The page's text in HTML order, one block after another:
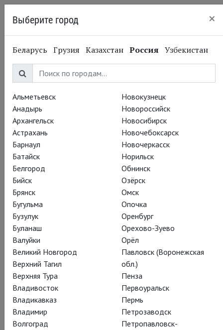
Выберите город ×
Беларусь Грузия Казахстан Россия Узбекистан
Альметьевск
Анадырь
Архангельск
Астрахань
Барнаул
Батайск
Белгород
Бийск
Брянск
Бугульма
Бузулук
Буланаш
Валуйки
Великий Новгород
Верхний Тагил
Верхняя Тура
Владивосток
Владикавказ
Владимир
Волгоград
Новокузнецк
Новороссийск
Новосибирск
Новочебоксарск
Новочеркасск
Норильск
Обнинск
Озёрск
Омск
Опочка
Оренбург
Орехово-Зуево
Орёл
Павловск (Воронежская
обл.)
Пенза
Первоуральск
Пермь
Петрозаводск
Петропавловск-